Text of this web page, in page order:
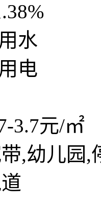
水
电
3.7元/㎡
,幼儿园,